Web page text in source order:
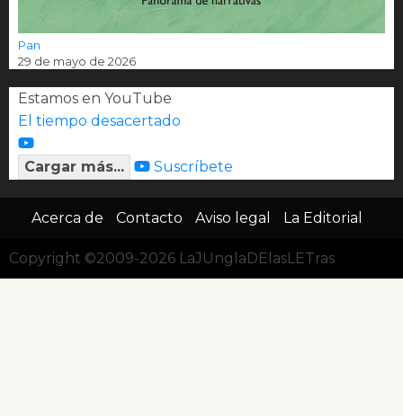
Pan
29 de mayo de 2026
Estamos en YouTube
El tiempo desacertado
Cargar más... Suscríbete
Acerca de Contacto Aviso legal La Editorial
Copyright ©2009-2026 LaJUnglaDElasLETras